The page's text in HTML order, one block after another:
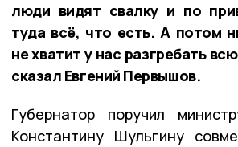
люди видят свалку и по
туда всё, что есть. А потом
не хватит у нас разгребать
сказал Евгений Первышов.
Губернатор поручил
Константину Шульгину